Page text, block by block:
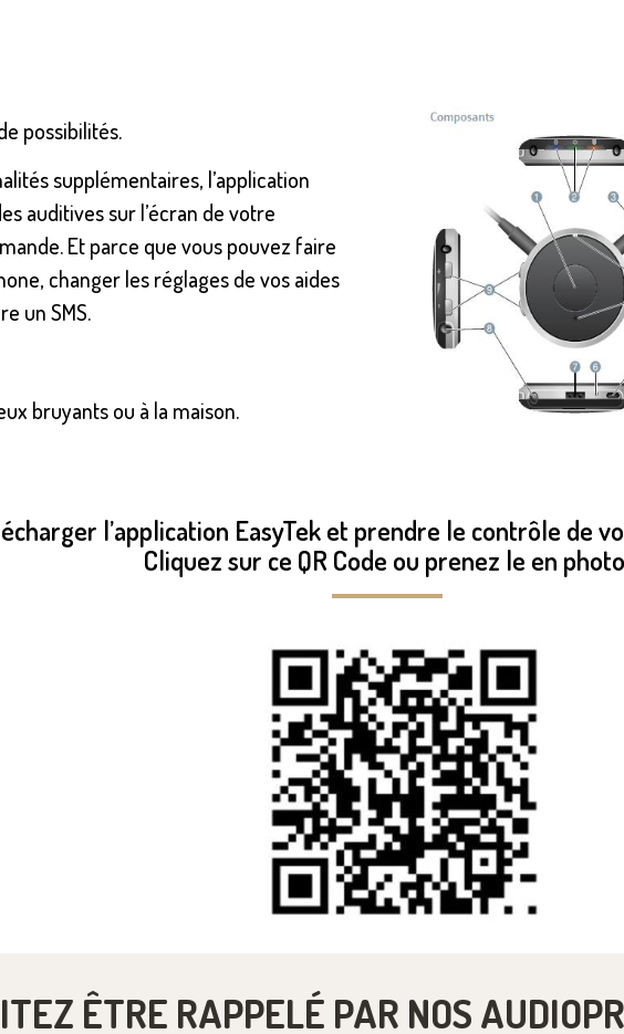
possibilités.
supplémentaires, l’application
auditives sur l’écran de votre
Et parce que vous pouvez faire
changer les réglages de vos aides
un SMS.
bruyants ou à la maison.
l’application EasyTek et prendre le contrôle de
Cliquez sur ce QR Code ou prenez le en
ÊTRE RAPPELÉ PAR NOS